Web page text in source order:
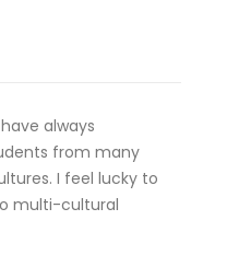
always
from many
I feel lucky to
multi-cultural